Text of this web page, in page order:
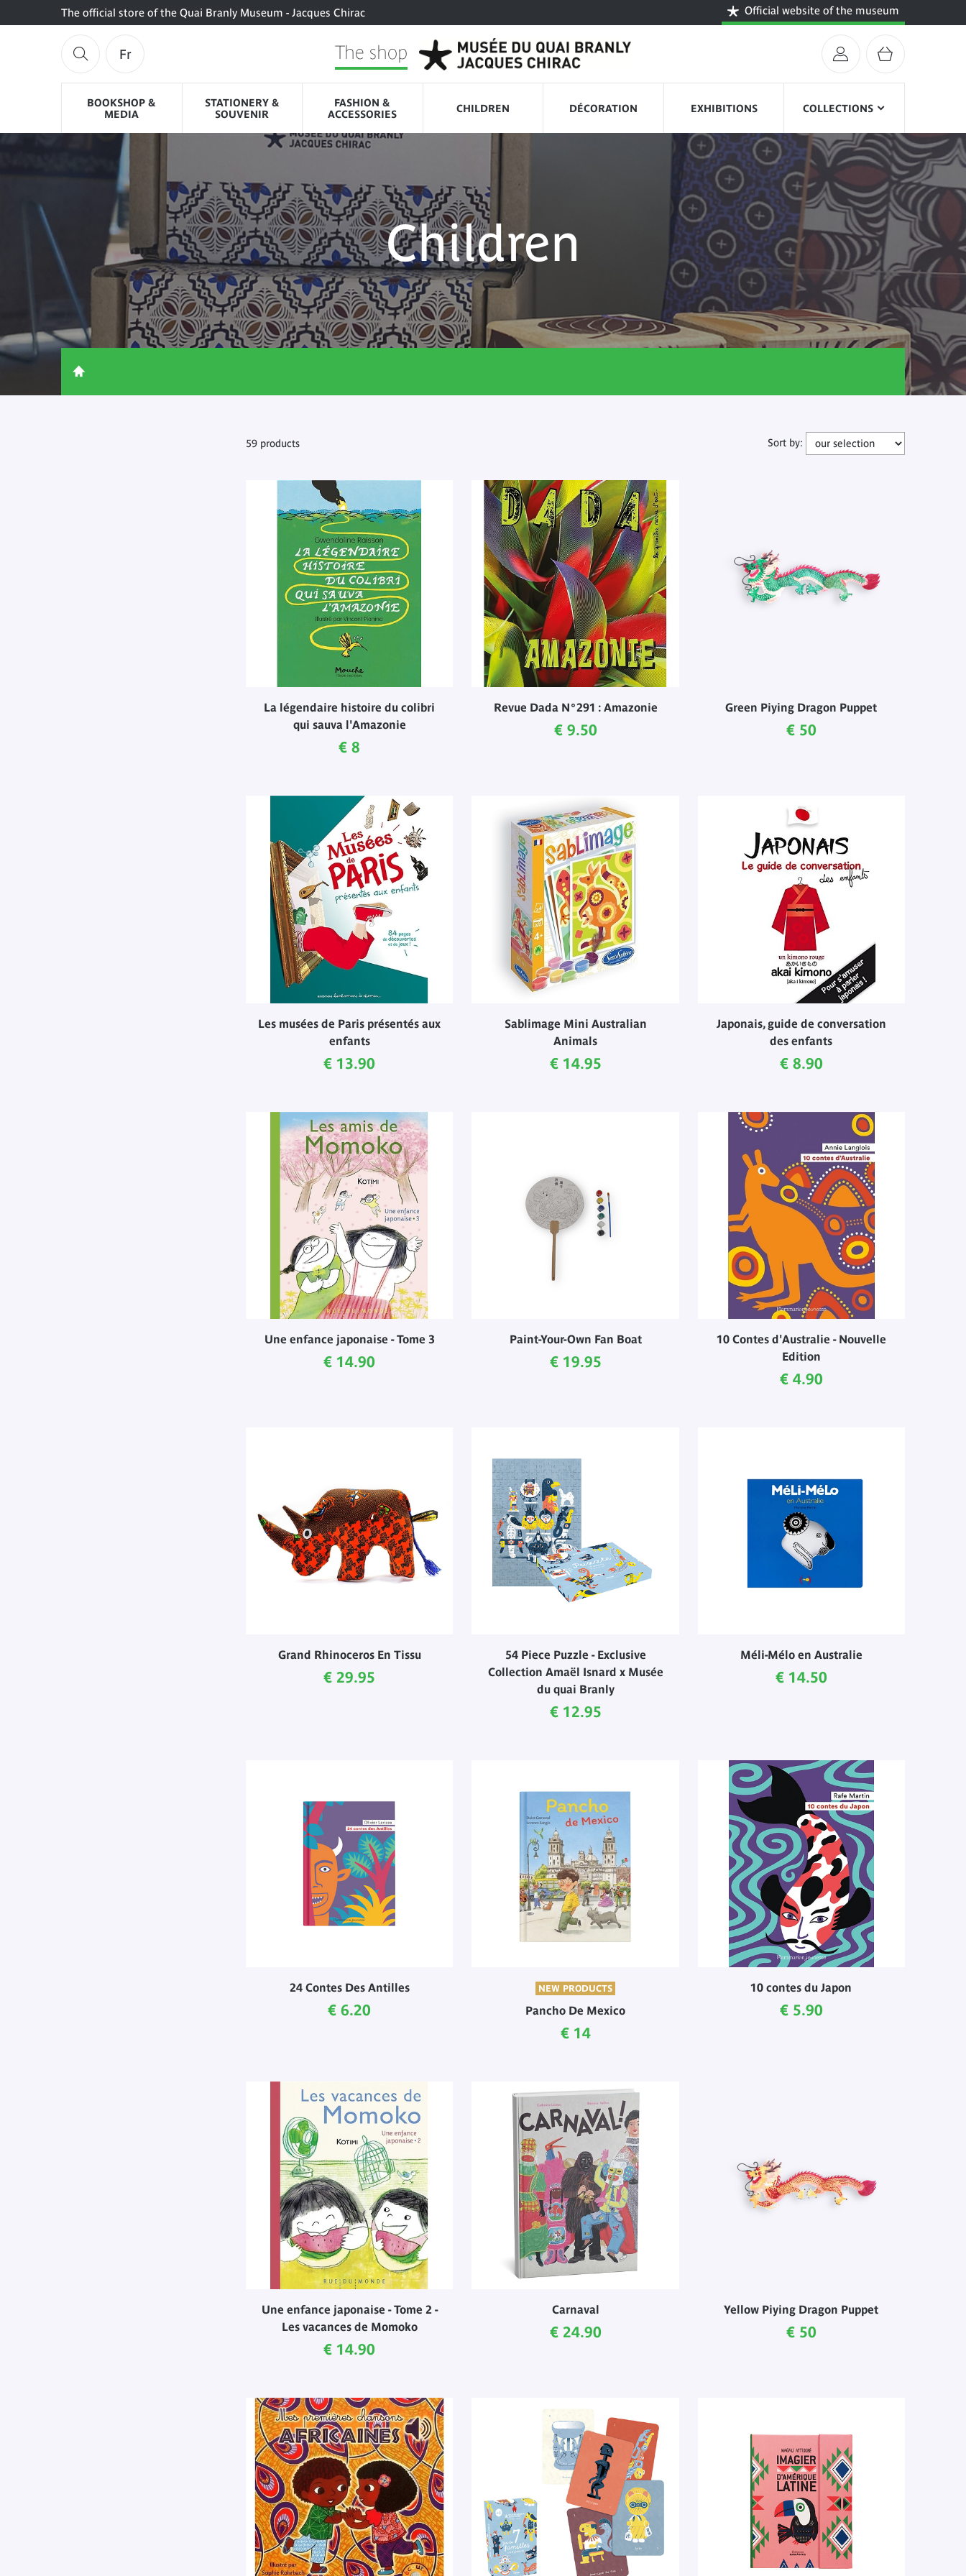
The official store of the Quai Branly Museum - Jacques Chirac Official website of the museum
Fr The shop
BOOKSHOP &
MEDIA
STATIONERY &
SOUVENIR
FASHION &
ACCESSORIES
CHILDREN DÉCORATION EXHIBITIONS COLLECTIONS
Children
59 products Sort by:
La légendaire histoire du colibri
qui sauva l'Amazonie
Current price
€ 8
Revue Dada N°291 : Amazonie
Current price
€ 9.50
Green Piying Dragon Puppet
Current price
€ 50
Les musées de Paris présentés aux
enfants
Current price
€ 13.90
Sablimage Mini Australian
Animals
Current price
€ 14.95
Japonais, guide de conversation
des enfants
Current price
€ 8.90
Une enfance japonaise - Tome 3
Current price
€ 14.90
Paint-Your-Own Fan Boat
Current price
€ 19.95
10 Contes d'Australie - Nouvelle
Edition
Current price
€ 4.90
Grand Rhinoceros En Tissu
Current price
€ 29.95
54 Piece Puzzle - Exclusive
Collection Amaël Isnard x Musée
du quai Branly
Current price
€ 12.95
Méli-Mélo en Australie
Current price
€ 14.50
24 Contes Des Antilles
Current price
€ 6.20
NEW PRODUCTS
Pancho De Mexico
Current price
€ 14
10 contes du Japon
Current price
€ 5.90
Une enfance japonaise - Tome 2 -
Les vacances de Momoko
Current price
€ 14.90
Carnaval
Current price
€ 24.90
Yellow Piying Dragon Puppet
Current price
€ 50